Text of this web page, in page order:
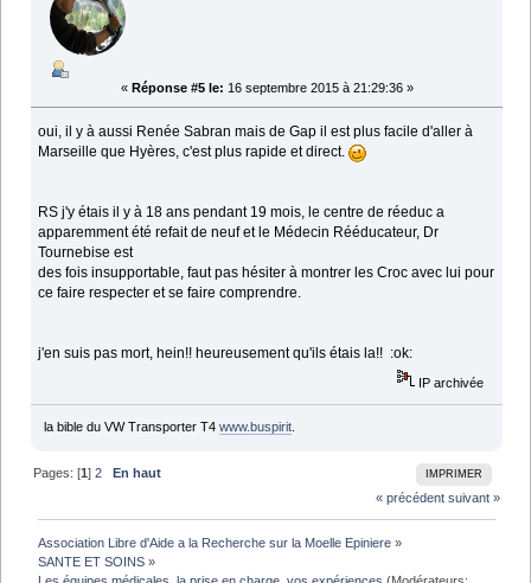
« Réponse #5 le: 16 septembre 2015 à 21:29:36 »
oui, il y à aussi Renée Sabran mais de Gap il est plus facile d'aller à
Marseille que Hyères, c'est plus rapide et direct.
RS j'y étais il y à 18 ans pendant 19 mois, le centre de réeduc a
apparemment été refait de neuf et le Médecin Rééducateur, Dr
Tournebise est
des fois insupportable, faut pas hésiter à montrer les Croc avec lui pour
ce faire respecter et se faire comprendre.
j'en suis pas mort, hein!! heureusement qu'ils étais la!! :ok:
IP archivée
la bible du VW Transporter T4 www.buspirit.
IMPRIMER
Pages: [1]2
En haut
« précédent suivant »
Association Libre d'Aide a la Recherche sur la Moelle Epiniere »
SANTE ET SOINS »